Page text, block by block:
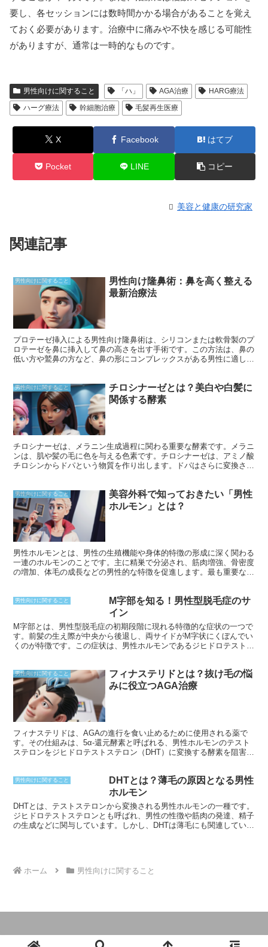
要し、各セッションには数時間かかる場合があることを覚え
ておく必要があります。治療中に痛みや不快を感じる可能性
がありますが、通常は一時的なものです。
男性向けに関すること 「ハ」 AGA治療
HARG療法
ハーグ療法
幹細胞治療 毛髪再生医療
X Facebook はてブ
Pocket LINE コピー
美容と健康の研究家
関連記事
男性向けに関すること
男性向け隆鼻術：鼻を高く整える
最新治療法
プロテーゼ挿入による男性向け隆鼻術は、シリコンまたは軟骨製のプ
ロテーゼを鼻に挿入して鼻の高さを出す手術です。この方法は、鼻の
低い方や鷲鼻の方など、鼻の形にコンプレックスがある男性に適して
とができ、軟骨は鼻に馴染みやすいという特徴があります。手術時間
は約1～2時間で、局所麻酔で行われます。プロテーゼは鼻柱の下や
鼻の横の内側に切開を加えて挿入されます。手術後の腫れや内出血は
個人差がありますが、通常は1～2週間程度で落ち着きます。
男性向けに関すること
チロシナーゼとは？美白や白髪に
関係する酵素
チロシナーゼは、メラニン生成過程に関わる重要な酵素です。メラニ
ンは、肌や髪の毛に色を与える色素です。チロシナーゼは、アミノ酸
チロシンからドパという物質を作り出します。ドパはさらに変換さ
トは、肌の基底層と毛包の周囲に位置しています。チロシナーゼの活
性は、紫外線やホルモンなど、さまざまな要因によって制御されてい
ます。紫外線が肌に当たると、チロシナーゼの産生が増加し、メラニ
ン生成が促進されます。これにより、日焼けが起こります。
男性向けに関すること
美容外科で知っておきたい「男性
ホルモン」とは？
男性ホルモンとは、男性の生殖機能や身体的特徴の形成に深く関わる
一連のホルモンのことです。主に精巣で分泌され、筋肉増強、骨密度
の増加、体毛の成長などの男性的な特徴を促進します。最も重要な男
男性向けに関すること
M字部を知る！男性型脱毛症のサ
イン
M字部とは、男性型脱毛症の初期段階に現れる特徴的な症状の一つで
す。前髪の生え際が中央から後退し、両サイドがM字状にくぼんでい
くのが特徴です。この症状は、男性ホルモンであるジヒドロテストス
指標であり、早い段階で対策をとることが大切です。
男性向けに関すること
フィナステリドとは？抜け毛の悩
みに役立つAGA治療
フィナステリドは、AGAの進行を食い止めるために使用される薬で
す。その仕組みは、5α-還元酵素と呼ばれる、男性ホルモンのテスト
ステロンをジヒドロテストステロン（DHT）に変換する酵素を阻害す
することで、DHTの生成が抑えられ、毛包の縮小が防がれて抜け毛を
男性向けに関すること
DHTとは？薄毛の原因となる男性
ホルモン
DHTとは、テストステロンから変換される男性ホルモンの一種です。
ジヒドロテストステロンとも呼ばれ、男性の性徴や筋肉の発達、精子
の生成などに関与しています。しかし、DHTは薄毛にも関連していま
ホーム 男性向けに関すること